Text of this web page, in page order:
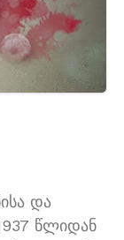
და
წლიდან